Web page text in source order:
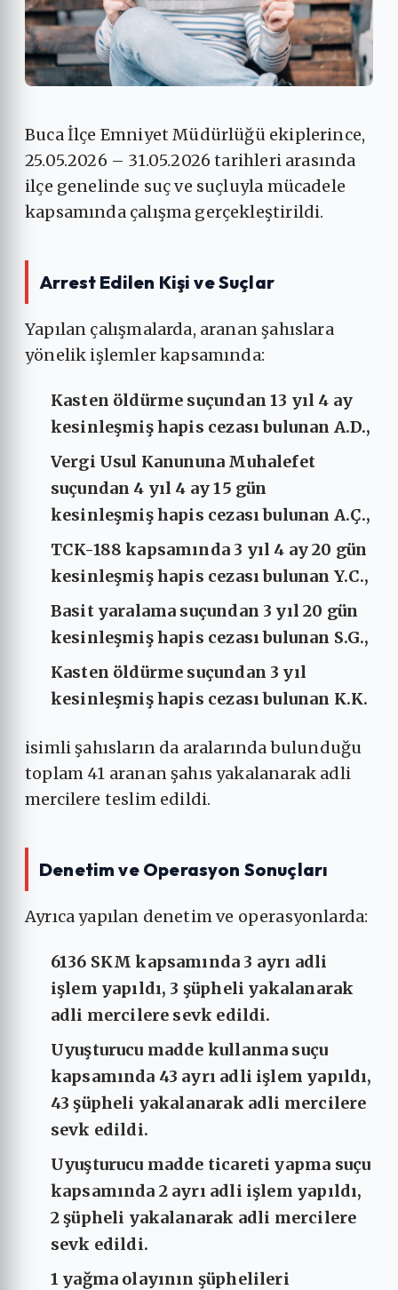
Buca İlçe Emniyet Müdürlüğü ekiplerince,
25.05.2026 – 31.05.2026 tarihleri arasında
ilçe genelinde suç ve suçluyla mücadele
kapsamında çalışma gerçekleştirildi.
Arrest Edilen Kişi ve Suçlar
Yapılan çalışmalarda, aranan şahıslara
yönelik işlemler kapsamında:
Kasten öldürme suçundan 13 yıl 4 ay
kesinleşmiş hapis cezası bulunan A.D.,
Vergi Usul Kanununa Muhalefet
suçundan 4 yıl 4 ay 15 gün
kesinleşmiş hapis cezası bulunan A.Ç.,
TCK-188 kapsamında 3 yıl 4 ay 20 gün
kesinleşmiş hapis cezası bulunan Y.C.,
Basit yaralama suçundan 3 yıl 20 gün
kesinleşmiş hapis cezası bulunan S.G.,
Kasten öldürme suçundan 3 yıl
kesinleşmiş hapis cezası bulunan K.K.
isimli şahısların da aralarında bulunduğu
toplam 41 aranan şahıs yakalanarak adli
mercilere teslim edildi.
Denetim ve Operasyon Sonuçları
Ayrıca yapılan denetim ve operasyonlarda:
6136 SKM kapsamında 3 ayrı adli
işlem yapıldı, 3 şüpheli yakalanarak
adli mercilere sevk edildi.
Uyuşturucu madde kullanma suçu
kapsamında 43 ayrı adli işlem yapıldı,
43 şüpheli yakalanarak adli mercilere
sevk edildi.
Uyuşturucu madde ticareti yapma suçu
kapsamında 2 ayrı adli işlem yapıldı,
2 şüpheli yakalanarak adli mercilere
sevk edildi.
1 yağma olayının şüphelileri